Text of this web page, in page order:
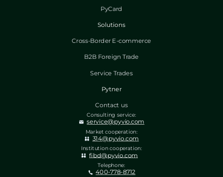
PyCard
Solutions
Cross-Border E-commerce
B2B Foreign Trade
Service Trades
Pytner
Contact us
Consulting service:
service@pyvio.com
Market cooperation:
314@pyvio.com
Institution cooperation:
fibd@pyvio.com
Telephone:
400-778-8712